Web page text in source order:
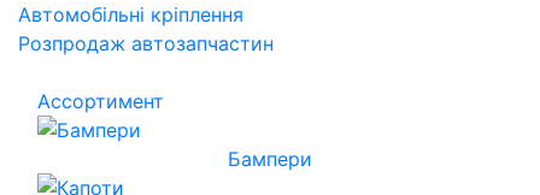
Автомобільні кріплення
Розпродаж автозапчастин
Ассортимент
Бампери